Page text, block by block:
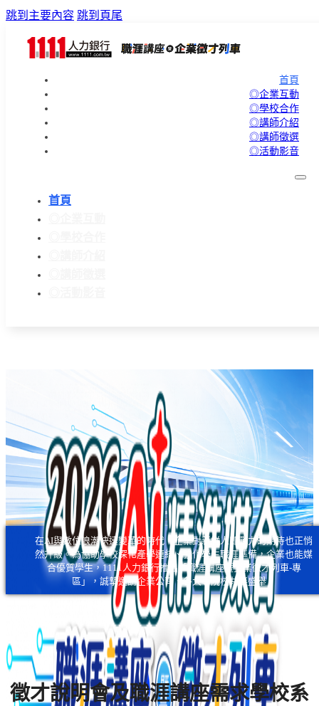
跳到主要內容 跳到頁尾
首頁
◎企業互動
◎學校合作
◎講師介紹
◎講師徵選
◎活動影音
首頁
在AI與數位浪潮快速變革的時代，企業對新鮮人即戰力的期待也正悄
然升級。為協助學校深化產學連結、強化學生職涯準備，企業也能媒
合優質學生，1111人力銀行推出「職涯講座暨企業徵才列車-專
區」，誠摯邀請企業公司、各大專院校共襄盛舉！
徵才說明會及職涯講座需求學校系